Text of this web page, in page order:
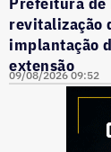
revitalização
implantação
extensão
09/08/2026 09:52